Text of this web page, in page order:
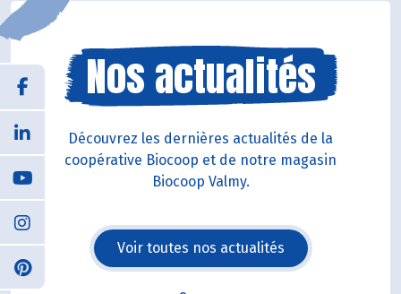
Nos actualités
Découvrez les dernières actualités de la
coopérative Biocoop et de notre magasin
Biocoop Valmy.
Voir toutes nos actualités